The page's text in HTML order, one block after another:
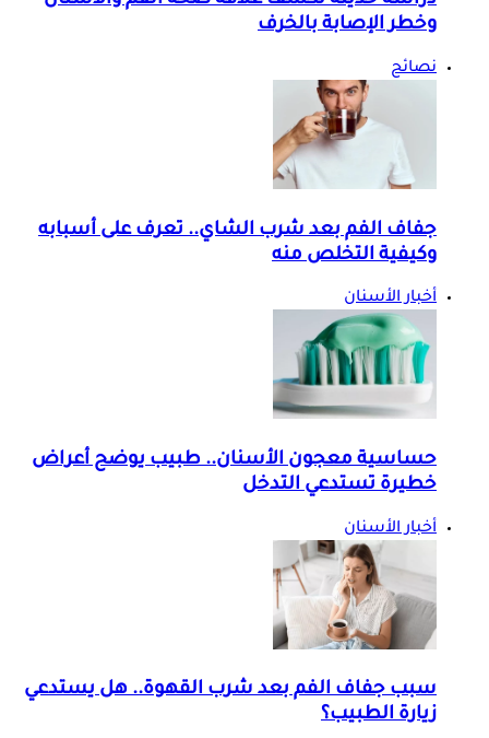
وخطر الإصابة بالخرف
نصائح
جفاف الفم بعد شرب الشاي.. تعرف على أسبابه
وكيفية التخلص منه
أخبار الأسنان
حساسية معجون الأسنان.. طبيب يوضح أعراض
خطيرة تستدعي التدخل
أخبار الأسنان
سبب جفاف الفم بعد شرب القهوة.. هل يستدعي
زيارة الطبيب؟